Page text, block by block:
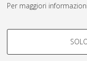
Per maggiori informazioni
COOKIE DI
2.0